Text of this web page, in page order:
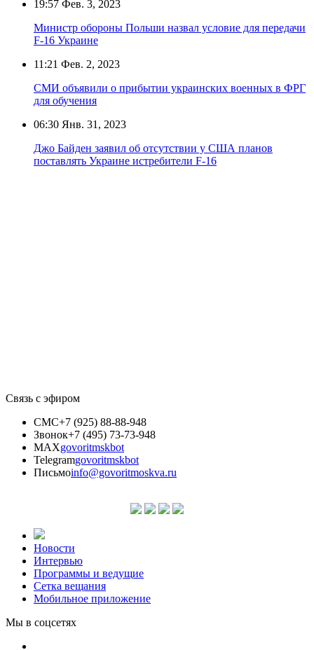
19:57 Фев. 3, 2023
Министр обороны Польши назвал условие для передачи
F-16 Украине
11:21 Фев. 2, 2023
СМИ объявили о прибытии украинских военных в ФРГ
для обучения
06:30 Янв. 31, 2023
Джо Байден заявил об отсутствии у США планов
поставлять Украине истребители F-16
Связь с эфиром
СМС+7 (925) 88-88-948
Звонок+7 (495) 73-73-948
MAXgovoritmskbot
Telegramgovoritmskbot
Письмоinfo@govoritmoskva.ru
Новости
Интервью
Программы и ведущие
Сетка вещания
Мобильное приложение
Мы в соцсетях